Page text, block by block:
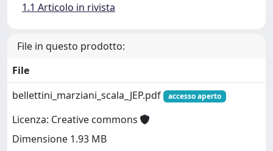
1.1 Articolo in rivista
File in questo prodotto:
File
bellettini_marziani_scala_JEP.pdf
accesso aperto
Licenza: Creative commons
Dimensione 1.93 MB